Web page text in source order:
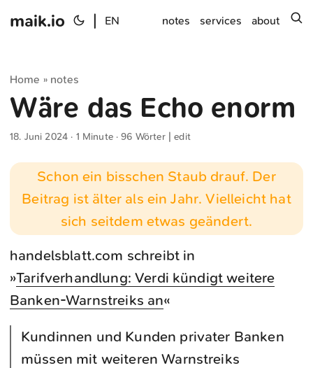
maik.io EN notes services about
Home » notes
Wäre das Echo enorm
18. Juni 2024 · 1 Minute · 96 Wörter |edit
Schon ein bisschen Staub drauf. Der
Beitrag ist älter als ein Jahr. Vielleicht hat
sich seitdem etwas geändert.
handelsblatt.com schreibt in
»Tarifverhandlung: Verdi kündigt weitere
Banken-Warnstreiks an«
Kundinnen und Kunden privater Banken
müssen mit weiteren Warnstreiks